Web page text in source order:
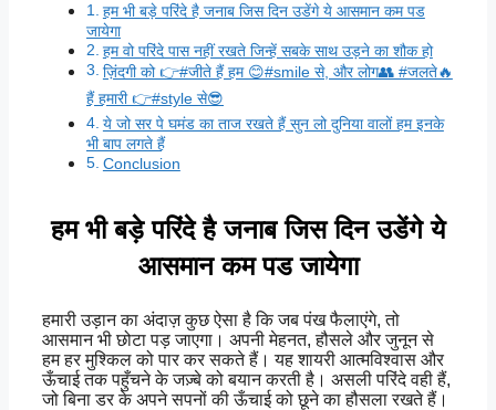
हम भी बड़े परिंदे है जनाब जिस दिन उडेंगे ये आसमान कम पड
जायेगा
हम वो परिंदे पास नहीं रखते जिन्हें सबके साथ उड़ने का शौक हो
ज़िंदगी को 👉#जीते हैं हम 😊#smile से, और लोग👥 #जलते🔥
हैं हमारी 👉#style से😎
ये जो सर पे घमंड का ताज रखते हैं सुन लो दुनिया वालों हम इनके
भी बाप लगते हैं
Conclusion
हम भी बड़े परिंदे है जनाब जिस दिन उडेंगे ये
आसमान कम पड जायेगा
हमारी उड़ान का अंदाज़ कुछ ऐसा है कि जब पंख फैलाएंगे, तो
आसमान भी छोटा पड़ जाएगा। अपनी मेहनत, हौसले और जुनून से
हम हर मुश्किल को पार कर सकते हैं। यह शायरी आत्मविश्वास और
ऊँचाई तक पहुँचने के जज़्बे को बयान करती है। असली परिंदे वही हैं,
जो बिना डर के अपने सपनों की ऊँचाई को छूने का हौसला रखते हैं।